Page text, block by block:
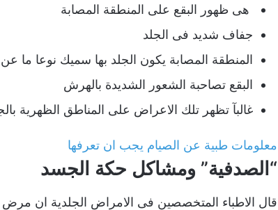
هى ظهور البقع على المنطقة المصابة
جفاف شديد فى الجلد
المنطقة المصابة يكون الجلد بها سميك نوعا ما
البقع تصاحبة الشعور الشديدة بالهرش
غالبآ تظهر تلك الاعراض على المناطق الظهرية
معلومات طبية عن الصيام يجب ان تعرفها
“الصدفية” ومشاكل حكة الجسد
قال الاطباء المتخصصين فى الامراض الجلدية ان مرض